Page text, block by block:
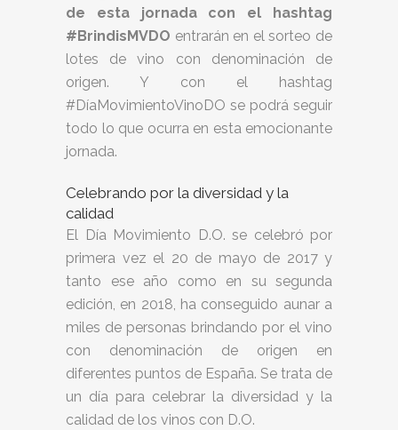
de esta jornada con el hashtag
#BrindisMVDO entrarán en el sorteo de
lotes de vino con denominación de
origen. Y con el hashtag
#DíaMovimientoVinoDO se podrá seguir
todo lo que ocurra en esta emocionante
jornada.
Celebrando por la diversidad y la
calidad
El Día Movimiento D.O. se celebró por
primera vez el 20 de mayo de 2017 y
tanto ese año como en su segunda
edición, en 2018, ha conseguido aunar a
miles de personas brindando por el vino
con denominación de origen en
diferentes puntos de España. Se trata de
un día para celebrar la diversidad y la
calidad de los vinos con D.O.